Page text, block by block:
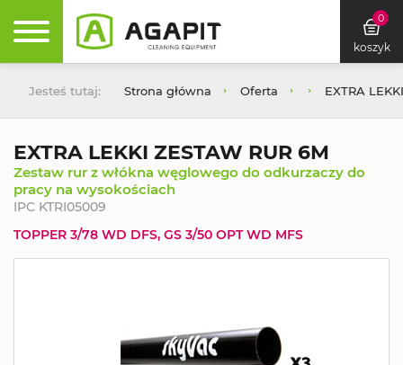
0
koszyk
Jesteś tutaj: Strona główna Oferta EXTRA
EXTRA LEKKI ZESTAW RUR 6M
Zestaw rur z włókna węglowego do odkurzaczy do
pracy na wysokościach
IPC KTRI05009
TOPPER 3/78 WD DFS, GS 3/50 OPT WD MFS